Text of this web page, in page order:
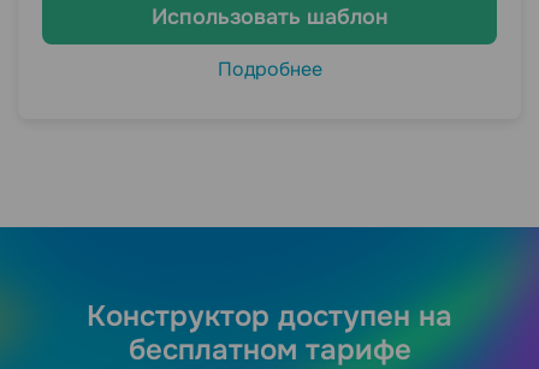
Использовать шаблон
Подробнее
Конструктор доступен на
бесплатном тарифе